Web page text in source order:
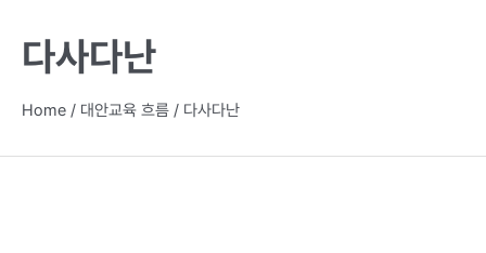
다사다난
Home / 대안교육 흐름 / 다사다난